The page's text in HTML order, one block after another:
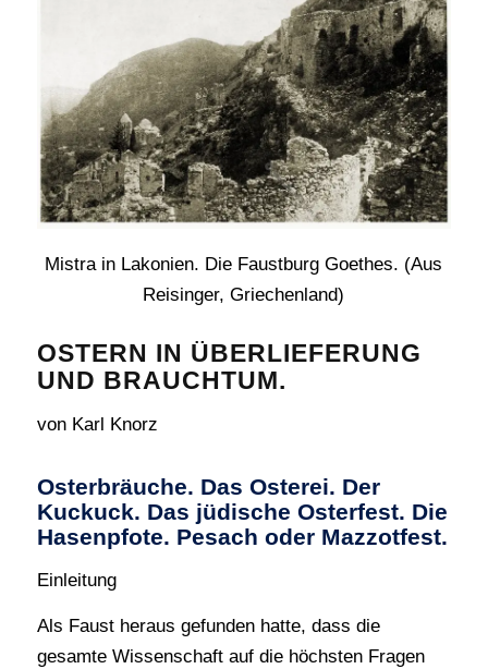
Mistra in Lakonien. Die Faustburg Goethes. (Aus
Reisinger, Griechenland)
OSTERN IN ÜBERLIEFERUNG
UND BRAUCHTUM.
von Karl Knorz
Osterbräuche. Das Osterei. Der
Kuckuck. Das jüdische Osterfest. Die
Hasenpfote. Pesach oder Mazzotfest.
Einleitung
Als Faust heraus gefunden hatte, dass die
gesamte Wissenschaft auf die höchsten Fragen